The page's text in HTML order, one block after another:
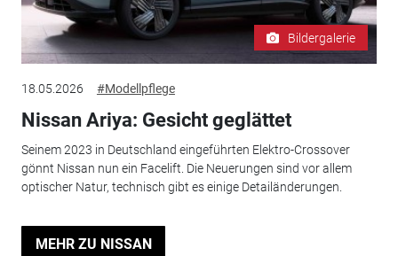
Bildergalerie
18.05.2026 #Modellpflege
Nissan Ariya: Gesicht geglättet
Seinem 2023 in Deutschland eingeführten Elektro-Crossover
gönnt Nissan nun ein Facelift. Die Neuerungen sind vor allem
optischer Natur, technisch gibt es einige Detailänderungen.
MEHR ZU NISSAN